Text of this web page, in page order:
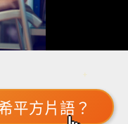
平方片語？